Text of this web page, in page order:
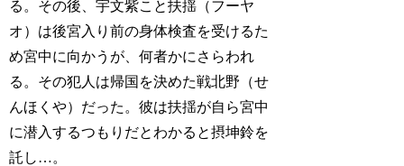
る。その後、宇文紫こと扶揺（フーヤ
オ）は後宮入り前の身体検査を受けるた
め宮中に向かうが、何者かにさらわれ
る。その犯人は帰国を決めた戦北野（せ
んほくや）だった。彼は扶揺が自ら宮中
に潜入するつもりだとわかると摂坤鈴を
託し…。